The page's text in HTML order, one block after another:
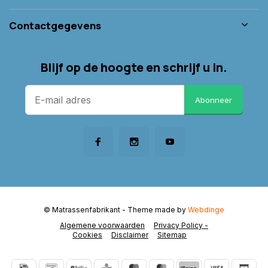
Contactgegevens
Blijf op de hoogte en schrijf u in.
Abonneer
Algemene voorwaarden
Privacy Policy -
Cookies
Disclaimer Sitemap
© Matrassenfabrikant - Theme made by Webdinge